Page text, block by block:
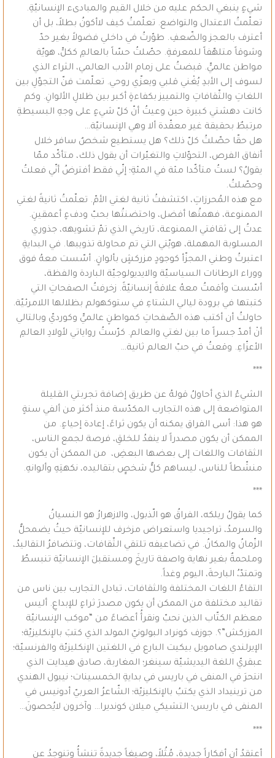
شيءٍ ينبغي الحكم عليه من خلال القيم والمبادىء الإنسانيّةِ.
تعلّمتُ الاعتدال والتواضع. تعلّمتُ كيف لاأكونُ بطلاً، بل أن
أعترف بالعجز والضّعفِ. طوّرتُ في داخلي فضولاً بغير حدّ
وشوقاً متلهّفاً للمعرفةِ. حصّلتُ حسّاً بالعالمِ ككلٍّ، هويّة
مواطن عالميٍّ. قبضتُ على زمام الأدب العالمي، الثراء الذي
لسوف إلى الأبدِ يُغْني قلبي ويعزّي روحي. تعلّمت فنّ التجوّلِ بين
اللغاتِ والثّقافاتِ والتمييز بكفاءةٍ أكبر بين ظلالِ الألوانِ. وكم
كانت دهشتي كبيرة حين وعيتُ أنّ كلّ شيءٍ على وجهِ البسيطةِ
مرتبطٌ بحقيقة غير معقّدة ألا وهي الإنسانيّة…
هل حقّا حصّلتُ كلّ ذلك؟ هل يستطيع شخصٌ سافر خلال
أنفاق الفرص، التحوّلاتِ والتغيّرات أن يقول ذلك، متأكّد ممّا
يقولُ؟ لستُ متأكّدا مئة في المئةِ؛ إنّي فقط أفترضُ أنّي فعلتُ
وحصّلتُ.
مع هذه المُحرزاتِ، اكتشفتُ ثانية لغتي الأمّ. تعلّمتُ ثانيةً لغتي
الممنوعة، فهمتُها أفضل، واحتضنتُها بحبّ ودفءٍ أعمقينِ.
عدتُ إلى ثقافتي الممنوعة، تاريخي الذي تمّ تشويهه، جذوري
المسلوبة المهملة، هويّتي التي تم محاولة تذويبها. في البدايةِ
اعتبرتُ وطني المجزّأ كوجودٍ مزركشٍ بألوانٍ. أسّست معهُ فوق
ووراء الرطانات السياسيّة والايديولوجيّة الباردة والفظة،
أسّست وأقمتُ معهُ علاقةً إنسانيّةً. زخرفتُ الصفحاتِ التي
كتبتها في برودة ليالي الشتاءِ في ستوكهولم بظلالها اللامرئيّة.
حاولتُ أن أكتب هذه الصّفحاتِ كمواطنٍ عالميٍّ وكورديّ وبالتالي
أنْ أمدّ جسراً ما بين لغتي والعالم. كرّستُ رواياتي لأولادِ العالمِ
الأعزّاءِ. وقعتُ في حبّ العالم ثانية…
***
الشيءُ الذي أحاولُ قولهُ عن طريق إضافة تجربتي القليلة
المتواضعة إلى هذه التجارب المكدّسة منذ أكثر من ألفي سنةٍ
هو هذا: أسى الفراق يمكنه أن يكون ثراءً، إعادة إحياءٍ. من
الممكن أن يكون مصدراً لا ينفدُ للخلقِ، فرصة لجمع الناس،
الثقافات واللغات إلى بعضها البعضِ، من الممكن أن يكون
منشّطاً للناس، ليساهم كلُّ شخصٍٍ بتقاليده، نكهتِهِ وألوانهِ.
***
كما يقولُ ريلكه، الفراقُ هو الّذبول، والازهرارُ هو النسيانُ
والسرمدُ، تراجيديا واستعراض مزخرف للإنسانيّة حيثُ يضمحلُّ
الزّمانُ والمكانُ. في تضاعيفه تلتقي الثّقافات، وتتضافرُ التقاليدُ،
وملحمةٌ بغير نهاية واصفة تاريخَ ومستقبلَ الإنسانيّة تنبسطُ
وتمتدّ،ُ البارحةَ، اليوم وغداً.
التقاءُ اللغات المختلفة والثقافات، تبادل التجارب بين ناس من
تقاليد مختلفة من الممكن أن يكون مصدرَ ثراءٍ للإبداعِ. أليس
معظم الكتّاب الذين نحبّ ونقرأُ أعضاءً من “موكب الإنسانيّة
المزركش”؟. جوزف كونراد البولونيّ المولد الذي كتبَ بالإنكليزيّة؛
الإيرلندي صامويل بيكيت البارع في اللغتين الإنكليزيّة والفرنسيّة؛
عبقريّ اللغة اليديشيّة سينغر؛ المغاربة، صادق هيدايت الذي
انتحرَ في المنفى في باريس في بدايةِ الخمسينات؛ نيبول الهندي
من ترينيداد الذي يكتبُ بالإنكليزيّة؛ الشّاعرُ العربيّ أدونيس في
المنفى في باريس؛ التشيكي ميلان كونديرا… وآخرون لايُحصونَ…
***
أعتقدُ أن أفكاراً جديدة، مُثُلاً، وصيغاً جديدةً تنشأُ وتنوجدُ عن